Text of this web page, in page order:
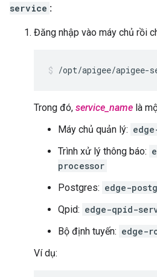
service :
Đăng nhập vào máy chủ rồi
/opt/apigee/
Trong đó, service_name là
Máy chủ quản lý:
Trình xử lý thông báo:
processor
Postgres: edge-
Qpid: edge-qpid-
Bộ định tuyến: edge-
Ví dụ: